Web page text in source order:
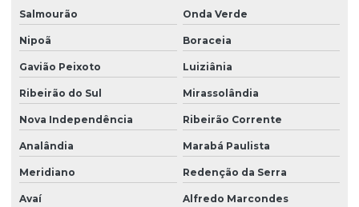
Salmourão Onda Verde
Nipoã Boraceia
Gavião Peixoto Luiziânia
Ribeirão do Sul Mirassolândia
Nova Independência Ribeirão Corrente
Analândia Marabá Paulista
Meridiano Redenção da Serra
Avaí Alfredo Marcondes